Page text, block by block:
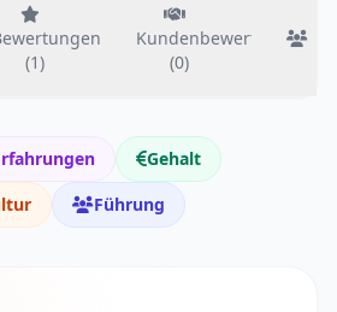
(1)
Kundenbewertungen
(0)
Gehalt
Führung